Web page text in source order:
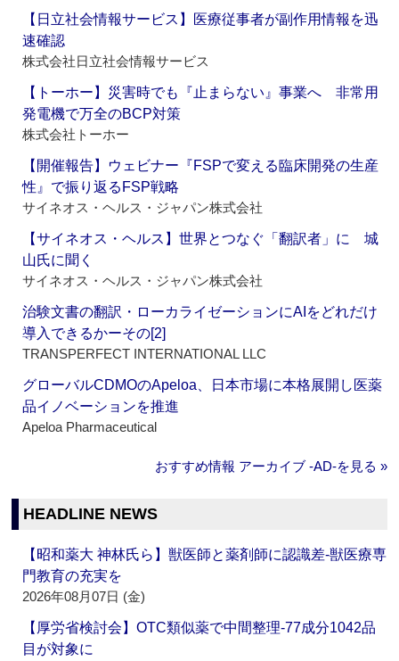
【日立社会情報サービス】医療従事者が副作用情報を迅
速確認
株式会社日立社会情報サービス
【トーホー】災害時でも『止まらない』事業へ 非常用
発電機で万全のBCP対策
株式会社トーホー
【開催報告】ウェビナー『FSPで変える臨床開発の生産
性』で振り返るFSP戦略
サイネオス・ヘルス・ジャパン株式会社
【サイネオス・ヘルス】世界とつなぐ「翻訳者」に 城
山氏に聞く
サイネオス・ヘルス・ジャパン株式会社
治験文書の翻訳・ローカライゼーションにAIをどれだけ
導入できるかーその[2]
TRANSPERFECT INTERNATIONAL LLC
グローバルCDMOのApeloa、日本市場に本格展開し医薬
品イノベーションを推進
Apeloa Pharmaceutical
おすすめ情報 アーカイブ ‐AD‐を見る »
HEADLINE NEWS
【昭和薬大 神林氏ら】獣医師と薬剤師に認識差‐獣医療専
門教育の充実を
2026年08月07日 (金)
【厚労省検討会】OTC類似薬で中間整理‐77成分1042品
目が対象に